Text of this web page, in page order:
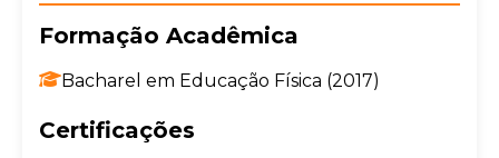
Formação Acadêmica
Bacharel em Educação Física (2017)
Certificações